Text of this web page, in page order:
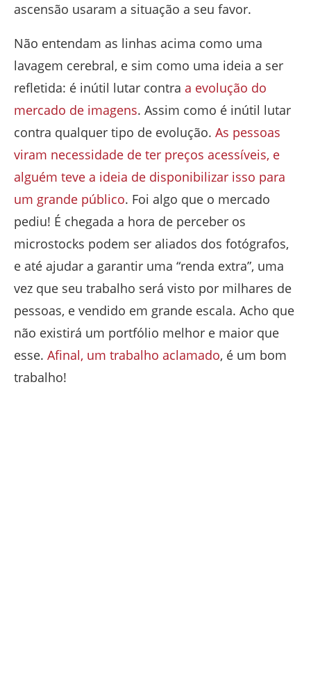
ascensão usaram a situação a seu favor.
Não entendam as linhas acima como uma
lavagem cerebral, e sim como uma ideia a ser
refletida: é inútil lutar contra a evolução do
mercado de imagens. Assim como é inútil lutar
contra qualquer tipo de evolução. As pessoas
viram necessidade de ter preços acessíveis, e
alguém teve a ideia de disponibilizar isso para
um grande público. Foi algo que o mercado
pediu! É chegada a hora de perceber os
microstocks podem ser aliados dos fotógrafos,
e até ajudar a garantir uma “renda extra”, uma
vez que seu trabalho será visto por milhares de
pessoas, e vendido em grande escala. Acho que
não existirá um portfólio melhor e maior que
esse. Afinal, um trabalho aclamado, é um bom
trabalho!